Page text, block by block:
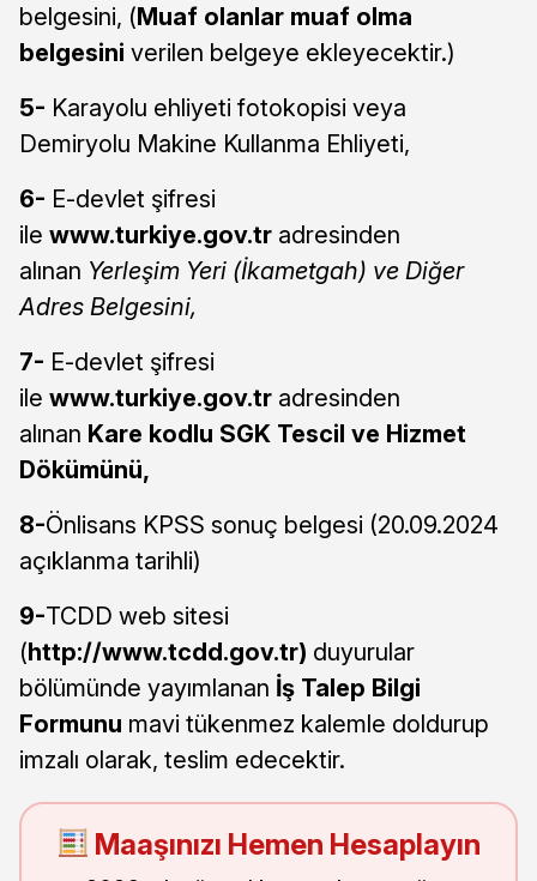
belgesini, (Muaf olanlar muaf olma
belgesini verilen belgeye ekleyecektir.)
5- Karayolu ehliyeti fotokopisi veya
Demiryolu Makine Kullanma Ehliyeti,
6- E-devlet şifresi
ile www.turkiye.gov.tr adresinden
alınan Yerleşim Yeri (İkametgah) ve Diğer
Adres Belgesini,
7- E-devlet şifresi
ile www.turkiye.gov.tr adresinden
alınan Kare kodlu SGK Tescil ve Hizmet
Dökümünü,
8-Önlisans KPSS sonuç belgesi (20.09.2024
açıklanma tarihli)
9-TCDD web sitesi
(http://www.tcdd.gov.tr) duyurular
bölümünde yayımlanan İş Talep Bilgi
Formunu mavi tükenmez kalemle doldurup
imzalı olarak, teslim edecektir.
Maaşınızı Hemen Hesaplayın